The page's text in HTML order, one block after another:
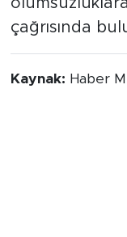
çağrısında
Kaynak: Haber